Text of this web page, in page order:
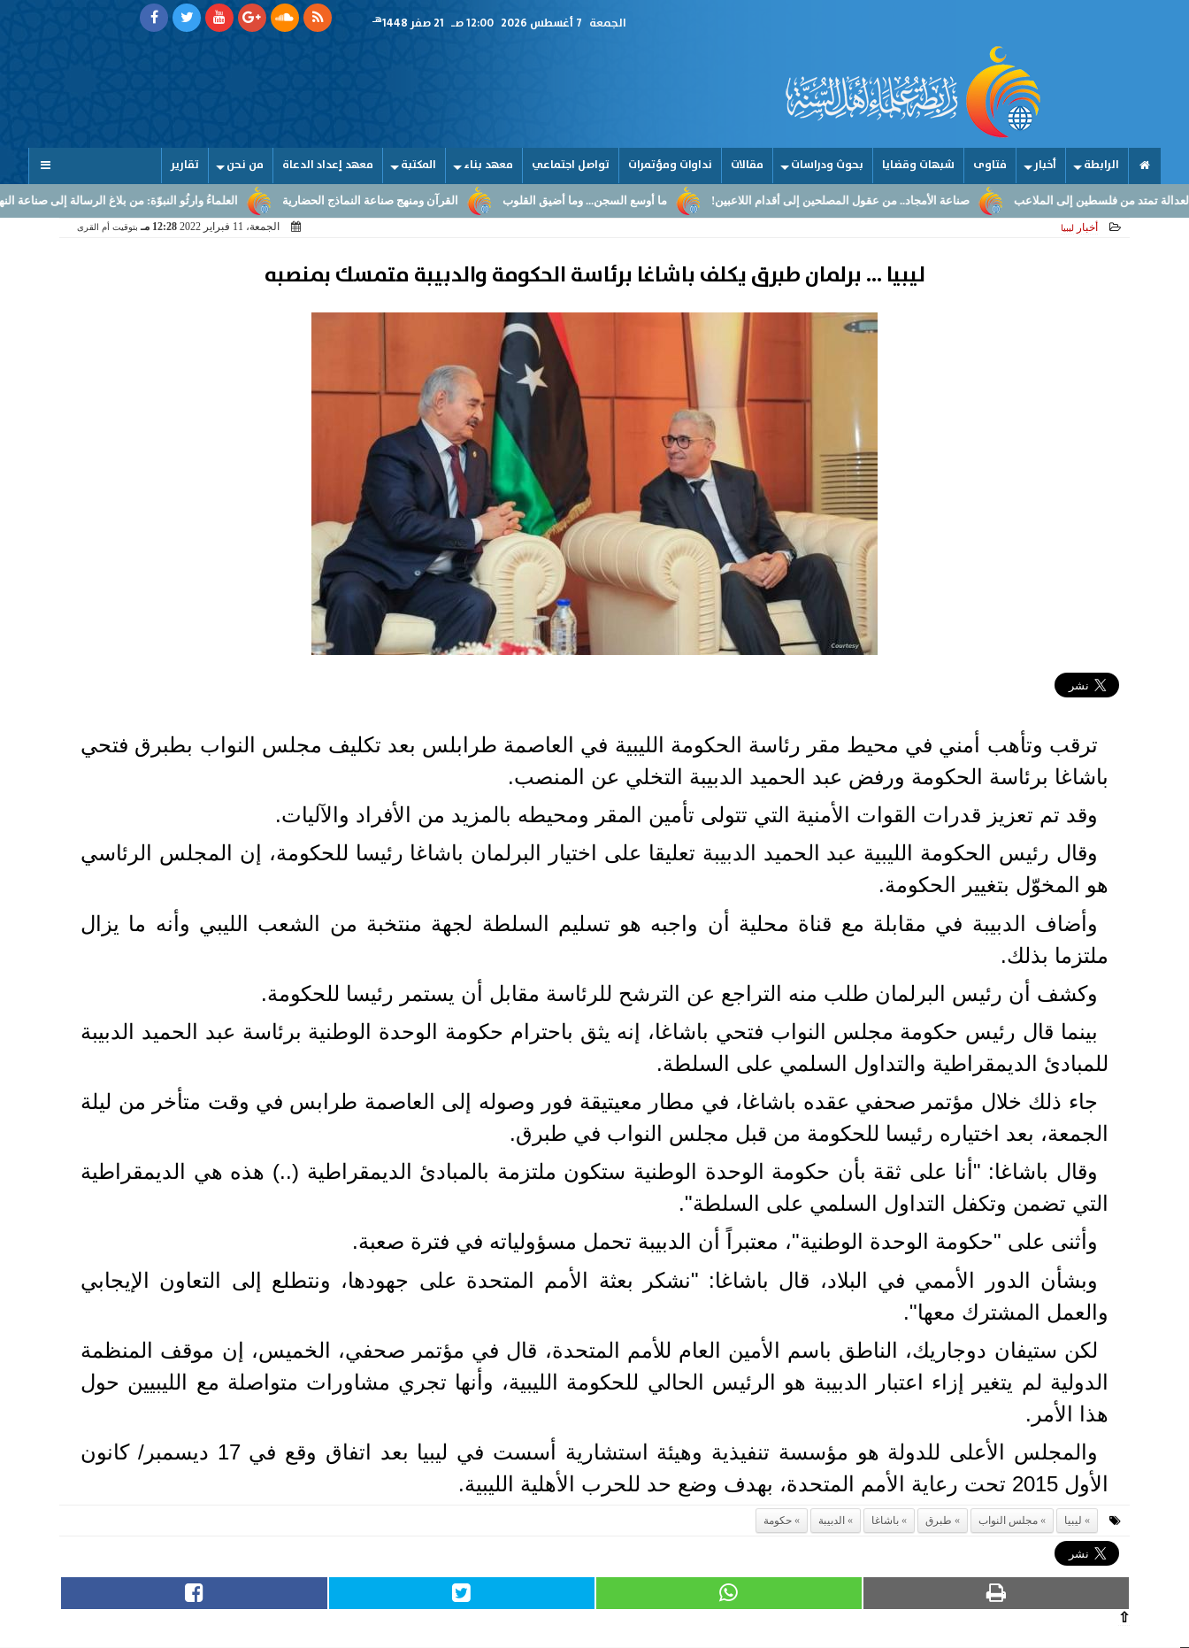
الجمعة 12:00 صـ هـ
الرابطة أخبار فتاوى شبهات وقضايا بحوث ودراسات مقالات نداوات ومؤتمرات تواصل اجتماعي معهد بناء المكتبة معهد إعداد الدعاة من نحن تقارير
الحج.. العلماءُ وارثُو النبوّة: من بلاغ الرسالة إلى صناعة النهوض القرآن ومنهج صناعة النماذج الحضارية ما أوسع السجن... وما أضيق القلوب صناعة الأمجاد.. من عقول المصلحين إلى أقدام اللاعبين! الملاعب
أخبار ليبيا الجمعة، 11 فبراير 2022 12:28 مـ بتوقيت أم القرى
ليبيا ... برلمان طبرق يكلف باشاغا برئاسة الحكومة والدبيبة متمسك بمنصبه
ترقب وتأهب أمني في محيط مقر رئاسة الحكومة الليبية في العاصمة طرابلس بعد تكليف مجلس النواب بطبرق فتحي
باشاغا برئاسة الحكومة ورفض عبد الحميد الدبيبة التخلي عن المنصب.
وقد تم تعزيز قدرات القوات الأمنية التي تتولى تأمين المقر ومحيطه بالمزيد من الأفراد والآليات.
وقال رئيس الحكومة الليبية عبد الحميد الدبيبة تعليقا على اختيار البرلمان باشاغا رئيسا للحكومة، إن المجلس الرئاسي
هو المخوّل بتغيير الحكومة.
وأضاف الدبيبة في مقابلة مع قناة محلية أن واجبه هو تسليم السلطة لجهة منتخبة من الشعب الليبي وأنه ما يزال
ملتزما بذلك.
وكشف أن رئيس البرلمان طلب منه التراجع عن الترشح للرئاسة مقابل أن يستمر رئيسا للحكومة.
بينما قال رئيس حكومة مجلس النواب فتحي باشاغا، إنه يثق باحترام حكومة الوحدة الوطنية برئاسة عبد الحميد الدبيبة
للمبادئ الديمقراطية والتداول السلمي على السلطة.
جاء ذلك خلال مؤتمر صحفي عقده باشاغا، في مطار معيتيقة فور وصوله إلى العاصمة طرابس في وقت متأخر من ليلة
الجمعة، بعد اختياره رئيسا للحكومة من قبل مجلس النواب في طبرق.
وقال باشاغا: "أنا على ثقة بأن حكومة الوحدة الوطنية ستكون ملتزمة بالمبادئ الديمقراطية (..) هذه هي الديمقراطية
التي تضمن وتكفل التداول السلمي على السلطة".
وأثنى على "حكومة الوحدة الوطنية"، معتبراً أن الدبيبة تحمل مسؤولياته في فترة صعبة.
وبشأن الدور الأممي في البلاد، قال باشاغا: "نشكر بعثة الأمم المتحدة على جهودها، ونتطلع إلى التعاون الإيجابي
والعمل المشترك معها".
لكن ستيفان دوجاريك، الناطق باسم الأمين العام للأمم المتحدة، قال في مؤتمر صحفي، الخميس، إن موقف المنظمة
الدولية لم يتغير إزاء اعتبار الدبيبة هو الرئيس الحالي للحكومة الليبية، وأنها تجري مشاورات متواصلة مع الليبيين حول
هذا الأمر.
والمجلس الأعلى للدولة هو مؤسسة تنفيذية وهيئة استشارية أسست في ليبيا بعد اتفاق وقع في 17 ديسمبر/ كانون
الأول 2015 تحت رعاية الأمم المتحدة، بهدف وضع حد للحرب الأهلية الليبية.
ليبيا مجلس النواب طبرق باشاغا الدبيبة حكومة
⇧